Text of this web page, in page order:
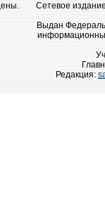
Сетевое
Выдан
Редакция: